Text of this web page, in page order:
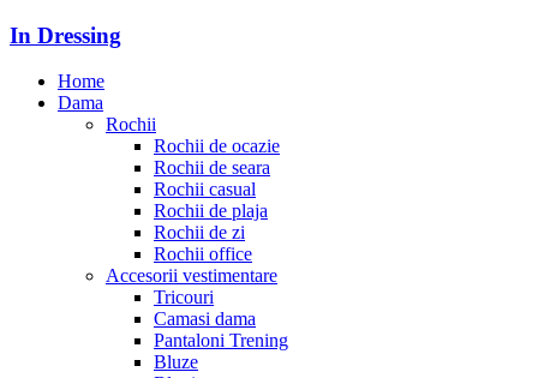
In Dressing
Home
Dama
Rochii
Rochii de ocazie
Rochii de seara
Rochii casual
Rochii de plaja
Rochii de zi
Rochii office
Accesorii vestimentare
Tricouri
Camasi dama
Pantaloni Trening
Bluze